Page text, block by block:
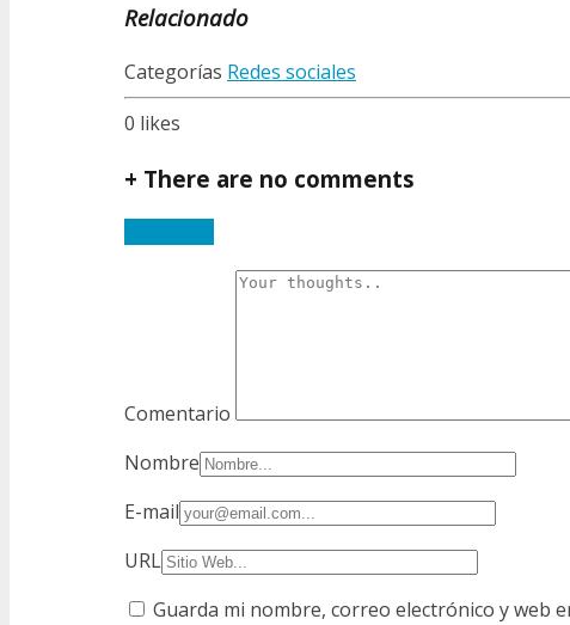
Relacionado
Categorías Redes sociales
0 likes
+ There are no comments
Comentario
Nombre
E-mail
URL
Guarda mi nombre, correo electrónico y web